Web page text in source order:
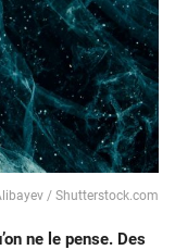
/ Shutterstock.com
ne le pense. Des